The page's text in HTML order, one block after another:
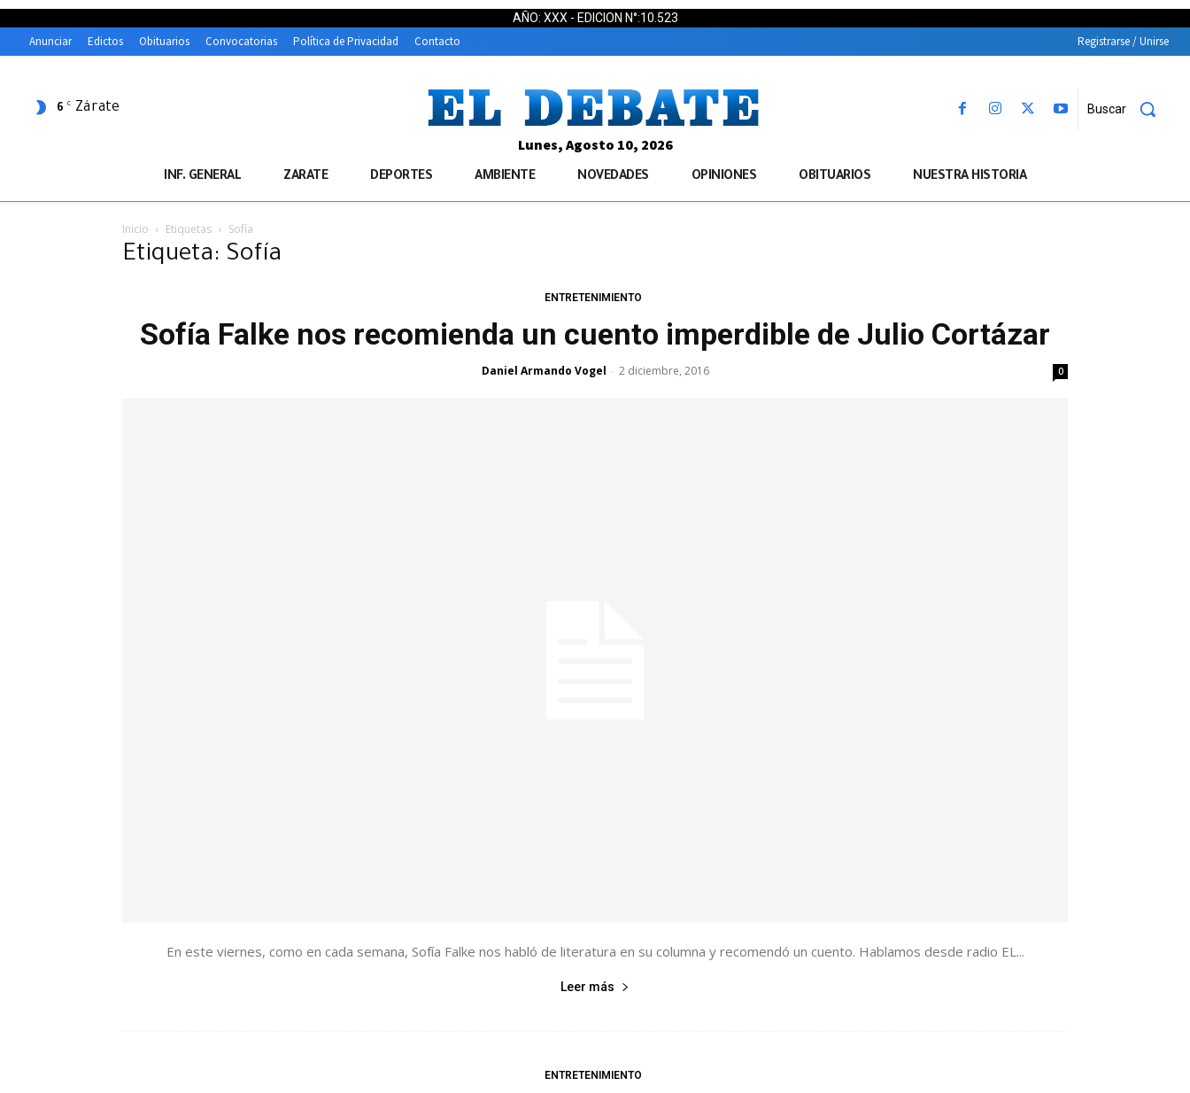
AÑO: XXX - EDICION N°:10.523
Anunciar Edictos Obituarios Convocatorias Política de Privacidad Contacto Registrarse / Unirse
6 C Zárate Buscar
Lunes, Agosto 10, 2026
INF. GENERAL ZARATE DEPORTES AMBIENTE NOVEDADES OPINIONES OBITUARIOS NUESTRA HISTORIA
Inicio Etiquetas Sofía
Etiqueta: Sofía
ENTRETENIMIENTO
Sofía Falke nos recomienda un cuento imperdible de Julio Cortázar
Daniel Armando Vogel - 2 diciembre, 2016 0
En este viernes, como en cada semana, Sofía Falke nos habló de literatura en su columna y recomendó un cuento. Hablamos desde radio EL...
Leer más
ENTRETENIMIENTO